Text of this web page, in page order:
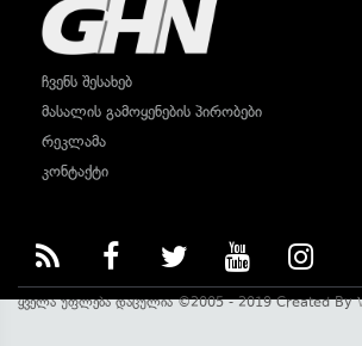
ჩვენს შესახებ
მასალის გამოყენების პირობები
რეკლამა
კონტაქტი
ყველა უფლება დაცულია ©2005 - 2019 Created By